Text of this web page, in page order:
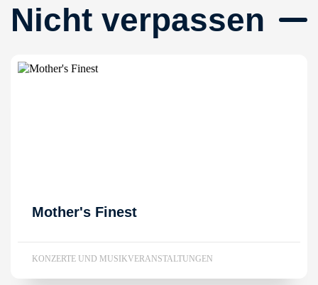
Nicht verpassen
Mother's Finest
KONZERTE UND MUSIKVERANSTALTUNGEN